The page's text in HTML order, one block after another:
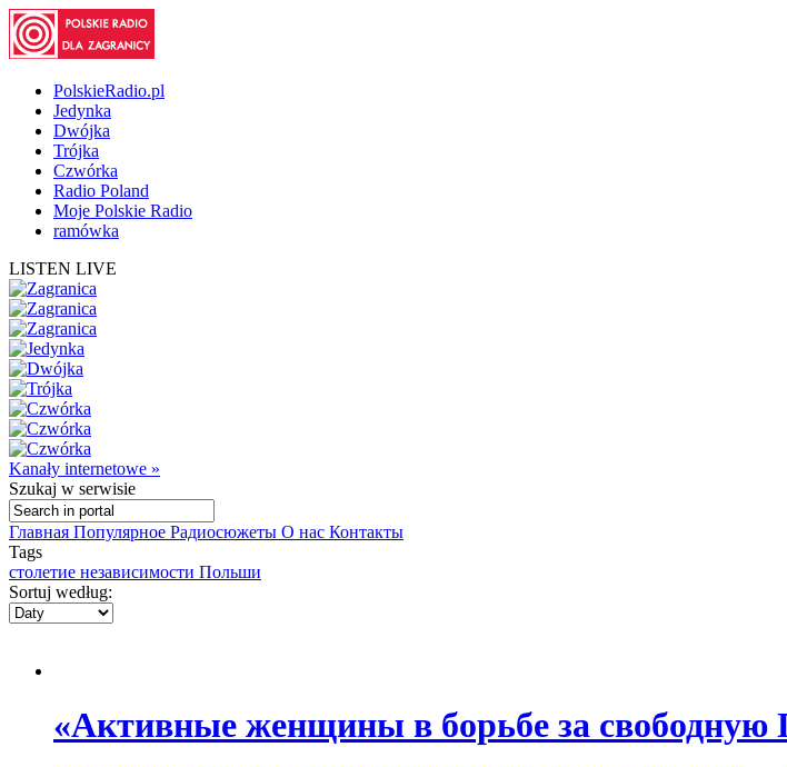
PolskieRadio.pl
Jedynka
Dwójka
Trójka
Czwórka
Radio Poland
Moje Polskie Radio
ramówka
LISTEN LIVE
Kanały internetowe »
Szukaj w serwisie
Главная Популярное Радиосюжеты О нас Контакты
Tags
столетие независимости Польши
Sortuj według:
«Активные женщины в борьбе за свободную